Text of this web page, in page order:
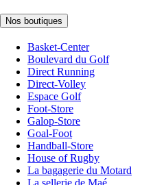
Nos boutiques
Basket-Center
Boulevard du Golf
Direct Running
Direct-Volley
Espace Golf
Foot-Store
Galop-Store
Goal-Foot
Handball-Store
House of Rugby
La bagagerie du Motard
La sellerie de Maé